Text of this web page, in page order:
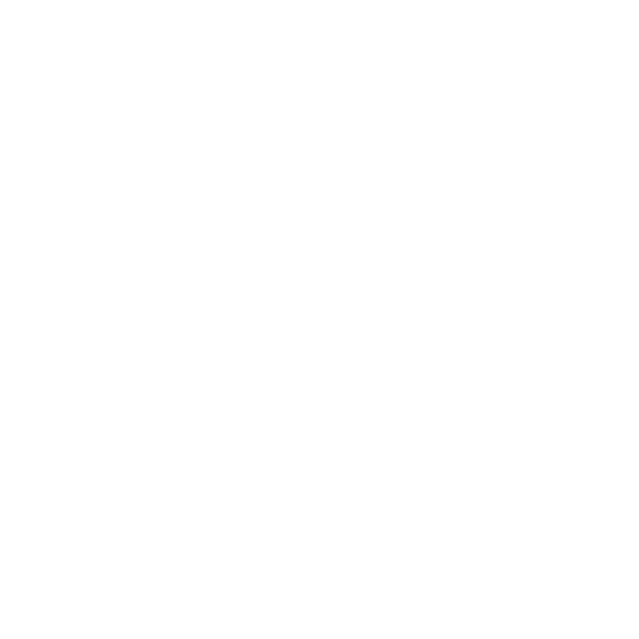
Finska. Celodenní prohlídka Helsinek, ve večerních hodinách návrat zpět do Tallinnu do hotelu a nocleh (díky návratu v pokročilých
ve formě balíčku).
ubytování ve 4* hotelu v Rize se snídaní.
Vás například Staré město („Vecrīga“), které je součástí seznamu světového dědictví UNESCO. Zde se nachází například Dům
kupců, je nejznámější stavbou Rigy a nejspíše jste ji již někdy viděli na nějaké fotografii. Pro příznivce výšek a výhledů je možné navštívit
odkud je krásný výhled na celou Rigu či Televizní věž s výškou 322 metrů. Mezi další úchvatná místa, která rozhodně stojí za to navštívit
Pomník svobody. O Rize je známo, že je ideálním místem pro milovníky historie a architektury – důkazem jsou například budovy Lotyšské
Příroda zastává v Rize také svou důležitou roli, nachází se zde například Victory Park vhodný k pikniku či ZOO.
služby česky či slovensky hovořícího průvodce.